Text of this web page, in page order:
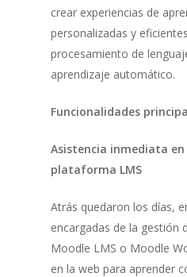
crear experiencias de
personalizadas y
procesamiento de
aprendizaje automático.
Funcionalidades
Asistencia inmediata
plataforma LMS
Atrás quedaron los días,
encargadas de la gestión
Moodle LMS o Moodle
en la web para aprender